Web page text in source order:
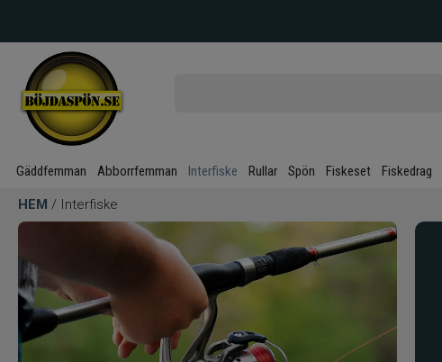
Gäddfemman Abborrfemman Interfiske Rullar Spön Fiskeset Fiskedrag
HEM / Interfiske